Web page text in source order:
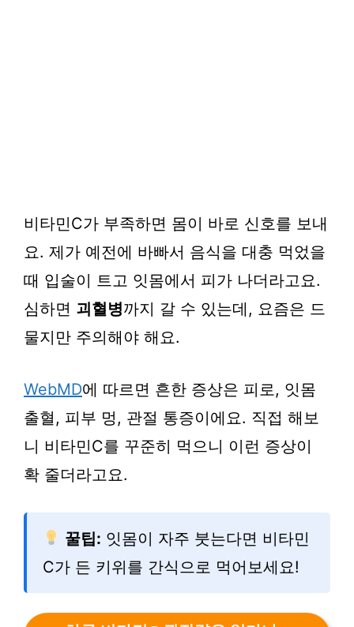
비타민C가 부족하면 몸이 바로 신호를 보내
요. 제가 예전에 바빠서 음식을 대충 먹었을
때 입술이 트고 잇몸에서 피가 나더라고요.
심하면 괴혈병까지 갈 수 있는데, 요즘은 드
물지만 주의해야 해요.
WebMD에 따르면 흔한 증상은 피로, 잇몸
출혈, 피부 멍, 관절 통증이에요. 직접 해보
니 비타민C를 꾸준히 먹으니 이런 증상이
확 줄더라고요.
꿀팁: 잇몸이 자주 붓는다면 비타민
C가 든 키위를 간식으로 먹어보세요!